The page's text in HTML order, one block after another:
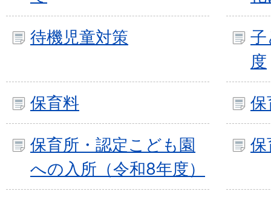
待機児童対策
子
度
保育料 保
保育所・認定こども園
への入所（令和8年度）
保